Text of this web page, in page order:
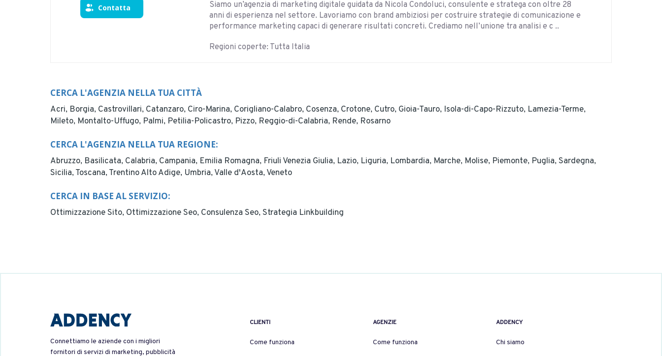
Contatta
Siamo un’agenzia di marketing digitale guidata da Nicola Condoluci, consulente e stratega con oltre 28
anni di esperienza nel settore. Lavoriamo con brand ambiziosi per costruire strategie di comunicazione e
performance marketing capaci di generare risultati concreti. Crediamo nell’unione tra analisi e c ..
Regioni coperte: Tutta Italia
CERCA L'AGENZIA NELLA TUA CITTÀ
Acri, Borgia, Castrovillari, Catanzaro, Ciro-Marina, Corigliano-Calabro, Cosenza, Crotone, Cutro, Gioia-Tauro, Isola-di-Capo-Rizzuto, Lamezia-Terme,
Mileto, Montalto-Uffugo, Palmi, Petilia-Policastro, Pizzo, Reggio-di-Calabria, Rende, Rosarno
CERCA L'AGENZIA NELLA TUA REGIONE:
Abruzzo, Basilicata, Calabria, Campania, Emilia Romagna, Friuli Venezia Giulia, Lazio, Liguria, Lombardia, Marche, Molise, Piemonte, Puglia, Sardegna,
Sicilia, Toscana, Trentino Alto Adige, Umbria, Valle d'Aosta, Veneto
CERCA IN BASE AL SERVIZIO:
Ottimizzazione Sito, Ottimizzazione Seo, Consulenza Seo, Strategia Linkbuilding
Connettiamo le aziende con i migliori
fornitori di servizi di marketing, pubblicità
CLIENTI
Come funziona
AGENZIE
Come funziona
ADDENCY
Chi siamo